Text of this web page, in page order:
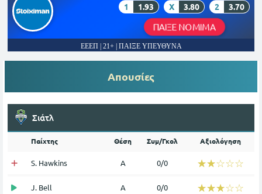
1 1.93 X 3.80 2 3.70
ΠΑΙΞΕ ΝΟΜΙΜΑ
ΕΕΕΠ | 21+ | ΠΑΙΞΕ ΥΠΕΥΘΥΝΑ
Απουσίες
Σιάτλ
Παίχτης Θέση Συμ/Γκολ Αξιολόγηση
S. Hawkins Α 0/0 ☆☆☆☆☆
★★★★★
J. Bell Α 0/0 ☆☆☆☆☆
★★★★★